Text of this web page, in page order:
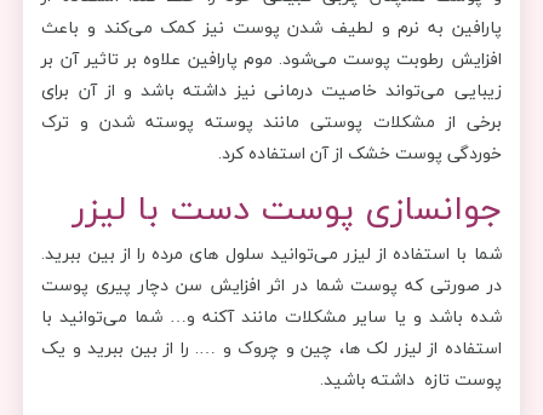
پارافین به نرم و لطیف شدن پوست نیز کمک می‌کند و باعث
افزایش رطوبت پوست می‌شود. موم پارافین علاوه بر تاثیر آن بر
زیبایی می‌تواند خاصیت درمانی نیز داشته باشد و از آن برای
برخی از مشکلات پوستی مانند پوسته پوسته شدن و ترک
خوردگی پوست خشک از آن استفاده کرد.
جوانسازی پوست دست با لیزر
شما با استفاده از لیزر می‌توانید سلول های مرده را از بین ببرید.
در صورتی که پوست شما در اثر افزایش سن دچار پیری پوست
شده باشد و یا سایر مشکلات مانند آکنه و… شما می‌توانید با
استفاده از لیزر لک ها، چین و چروک و …. را از بین ببرید و یک
پوست تازه داشته باشید.